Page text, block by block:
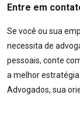
Entre em
Se você ou sua
necessita de
pessoais, conte
a melhor
Advogados, sua